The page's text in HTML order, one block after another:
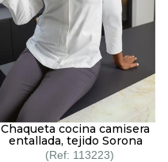
Chaqueta cocina camisera
entallada, tejido Sorona
113223